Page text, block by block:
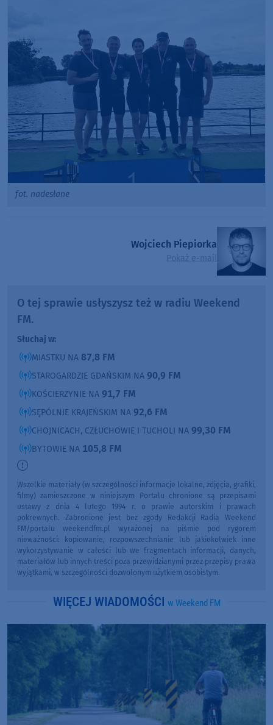
fot. nadesłane
Wojciech Piepiorka
Pokaż e-mail
O tej sprawie usłyszysz też w radiu Weekend
FM.
Słuchaj w:
MIASTKU NA 87,8 FM
STAROGARDZIE GDAŃSKIM NA 90,9 FM
KOŚCIERZYNIE NA 91,7 FM
SĘPÓLNIE KRAJEŃSKIM NA 92,6 FM
CHOJNICACH, CZŁUCHOWIE I TUCHOLI NA 99,30 FM
BYTOWIE NA 105,8 FM
Wszelkie materiały (w szczególności informacje lokalne, zdjęcia, grafiki,
filmy) zamieszczone w niniejszym Portalu chronione są przepisami
ustawy z dnia 4 lutego 1994 r. o prawie autorskim i prawach
pokrewnych. Zabronione jest bez zgody Redakcji Radia Weekend
FM/portalu weekendfm.pl wyrażonej na piśmie pod rygorem
nieważności: kopiowanie, rozpowszechnianie lub jakiekolwiek inne
wykorzystywanie w całości lub we fragmentach informacji, danych,
materiałów lub innych treści poza przewidzianymi przez przepisy prawa
wyjątkami, w szczególności dozwolonym użytkiem osobistym.
WIĘCEJ WIADOMOŚCI w Weekend FM